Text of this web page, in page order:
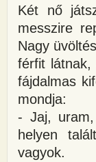
Két nő
messzire
Nagy
férfit
fájdalmas
mondja:
- Jaj,
helyen
vagyok.